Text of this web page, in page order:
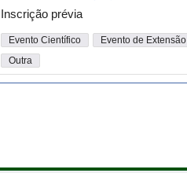
Inscrição prévia
Evento Científico
Evento de Extensão
Outra